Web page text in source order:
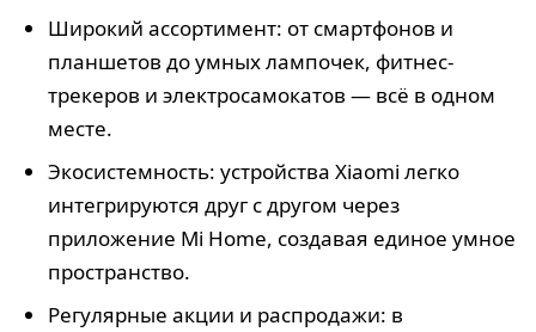
Широкий ассортимент: от смартфонов и
планшетов до умных лампочек, фитнес-
трекеров и электросамокатов — всё в одном
месте.
Экосистемность: устройства Xiaomi легко
интегрируются друг с другом через
приложение Mi Home, создавая единое умное
пространство.
Регулярные акции и распродажи: в